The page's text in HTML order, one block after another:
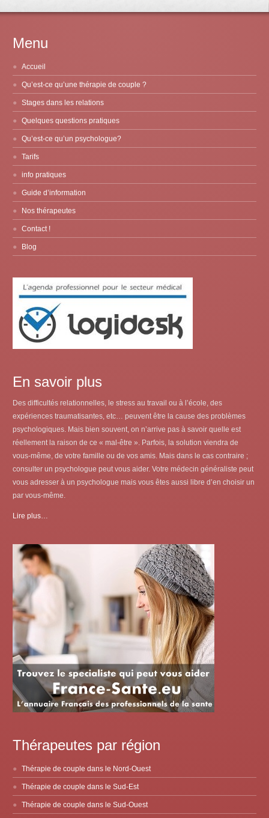
Menu
Accueil
Qu’est-ce qu’une thérapie de couple ?
Stages dans les relations
Quelques questions pratiques
Qu’est-ce qu’un psychologue?
Tarifs
info pratiques
Guide d’information
Nos thérapeutes
Contact !
Blog
En savoir plus
Des difficultés relationnelles, le stress au travail ou à l’école, des
expériences traumatisantes, etc… peuvent être la cause des problèmes
psychologiques. Mais bien souvent, on n’arrive pas à savoir quelle est
réellement la raison de ce « mal-être ». Parfois, la solution viendra de
vous-même, de votre famille ou de vos amis. Mais dans le cas contraire ;
consulter un psychologue peut vous aider. Votre médecin généraliste peut
vous adresser à un psychologue mais vous êtes aussi libre d’en choisir un
par vous-même.
Lire plus…
Thérapeutes par région
Thérapie de couple dans le Nord-Ouest
Thérapie de couple dans le Sud-Est
Thérapie de couple dans le Sud-Ouest